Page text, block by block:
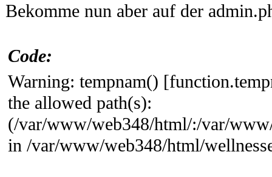
Bekomme nun aber auf der
Code:
Warning: tempnam()
the allowed path(s):
(/var/www/web348/html/:/var/
in /var/www/web348/html/